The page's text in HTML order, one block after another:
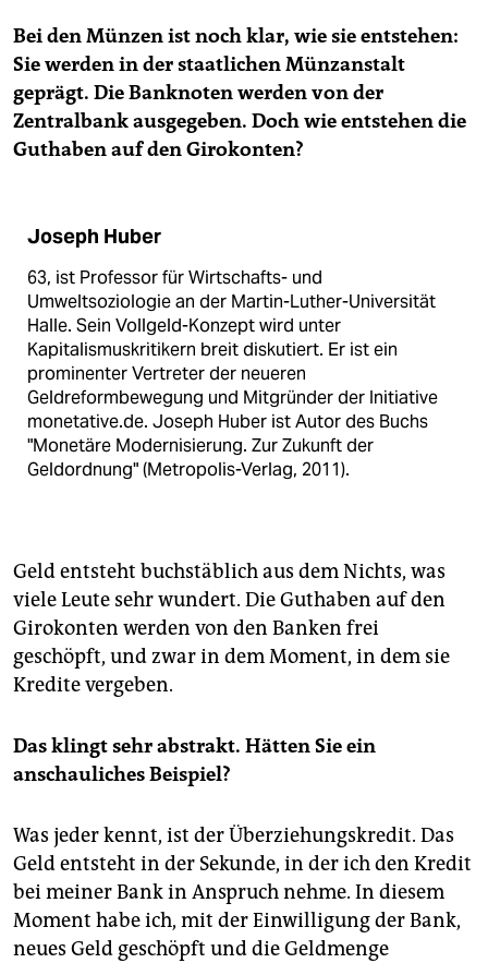
Bei den Münzen ist noch klar, wie sie entstehen:
Sie werden in der staatlichen Münzanstalt
geprägt. Die Banknoten werden von der
Zentralbank ausgegeben. Doch wie entstehen die
Guthaben auf den Girokonten?
Joseph Huber
63, ist Professor für Wirtschafts- und
Umweltsoziologie an der Martin-Luther-Universität
Halle. Sein Vollgeld-Konzept wird unter
Kapitalismuskritikern breit diskutiert. Er ist ein
prominenter Vertreter der neueren
Geldreformbewegung und Mitgründer der Initiative
monetative.de. Joseph Huber ist Autor des Buchs
"Monetäre Modernisierung. Zur Zukunft der
Geldordnung" (Metropolis-Verlag, 2011).
Geld entsteht buchstäblich aus dem Nichts, was
viele Leute sehr wundert. Die Guthaben auf den
Girokonten werden von den Banken frei
geschöpft, und zwar in dem Moment, in dem sie
Kredite vergeben.
Das klingt sehr abstrakt. Hätten Sie ein
anschauliches Beispiel?
Was jeder kennt, ist der Überziehungskredit. Das
Geld entsteht in der Sekunde, in der ich den Kredit
bei meiner Bank in Anspruch nehme. In diesem
Moment habe ich, mit der Einwilligung der Bank,
neues Geld geschöpft und die Geldmenge